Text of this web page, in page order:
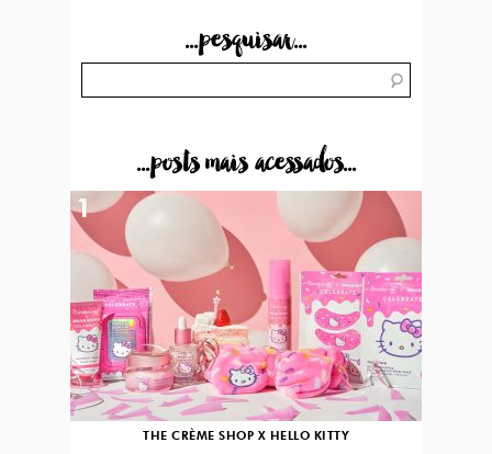
...pesquisar...
...posts mais acessados...
THE CRÈME SHOP X HELLO KITTY
1